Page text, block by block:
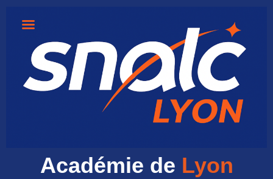
Académie de Lyon